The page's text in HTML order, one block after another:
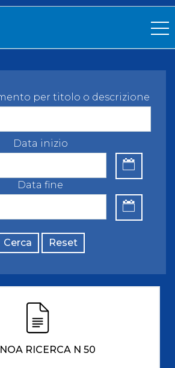
per titolo o descrizione
Data inizio
Data fine
Cerca Reset
RICERCA N 50